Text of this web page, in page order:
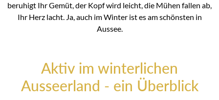
beruhigt Ihr Gemüt, der Kopf wird leicht, die Mühen fallen ab,
Ihr Herz lacht. Ja, auch im Winter ist es am schönsten in
Aussee.
Aktiv im winterlichen
Ausseerland - ein Überblick